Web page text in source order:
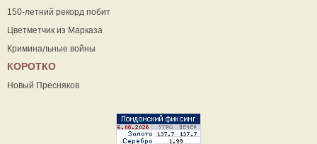
150-летний рекорд побит
Цветметчик из Марказа
Криминальные войны
КОРОТКО
Новый Пресняков